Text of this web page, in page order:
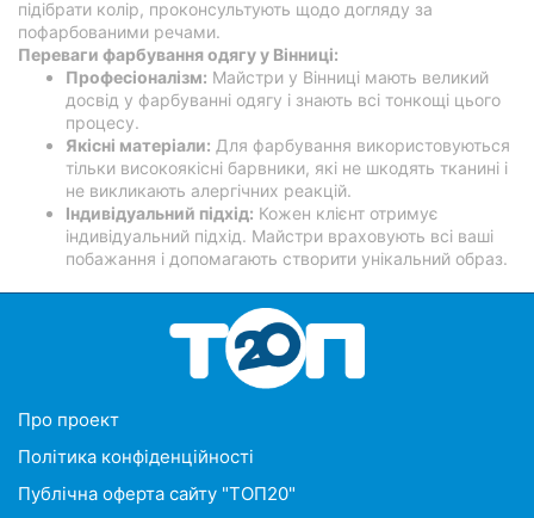
Черкаси
Чернівці
Суми
Івано-
Франківськ
Луцьк
підібрати колір, проконсультують щодо догляду за
пофарбованими речами.
Переваги фарбування одягу у Вінниці:
Професіоналізм: Майстри у Вінниці мають великий
досвід у фарбуванні одягу і знають всі тонкощі цього
процесу.
Якісні матеріали: Для фарбування використовуються
тільки високоякісні барвники, які не шкодять тканині і
не викликають алергічних реакцій.
Індивідуальний підхід: Кожен клієнт отримує
індивідуальний підхід. Майстри враховують всі ваші
побажання і допомагають створити унікальний образ.
Про проект
Політика конфіденційності
Публічна оферта сайту "ТОП20"